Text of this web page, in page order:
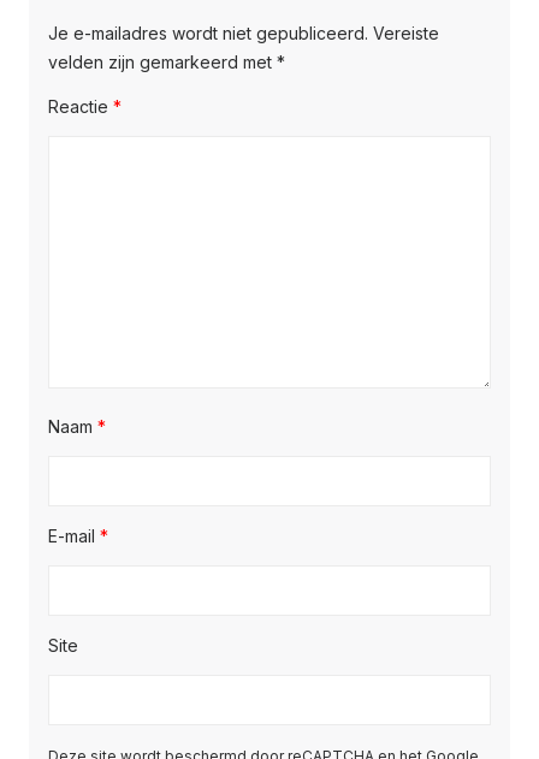
Je e-mailadres wordt niet gepubliceerd. Vereiste
velden zijn gemarkeerd met *
Reactie *
Naam *
E-mail *
Site
Deze site wordt beschermd door reCAPTCHA en het Google